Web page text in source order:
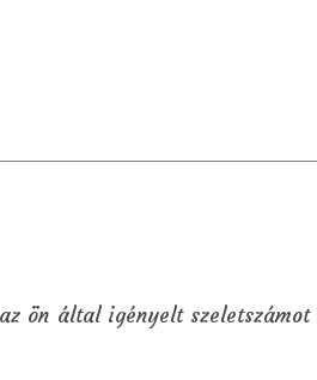
ön által igényelt